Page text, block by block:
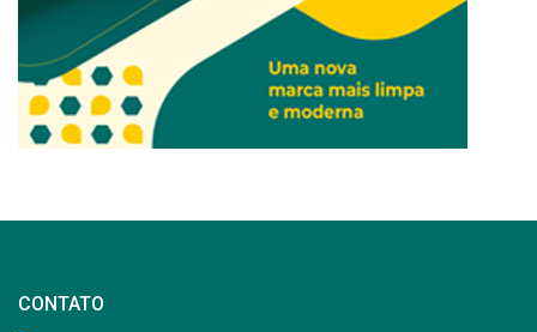
CONTATO